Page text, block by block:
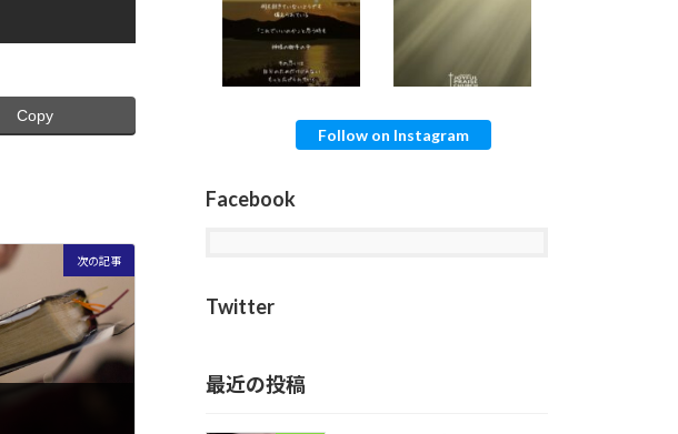
Copy
次の記事
Follow on Instagram
Facebook
Twitter
最近の投稿